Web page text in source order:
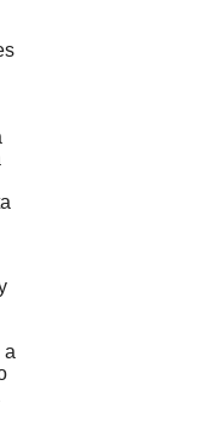
a